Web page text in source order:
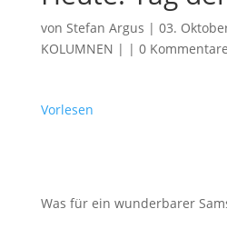
von Stefan Argus | 03.
KOLUMNEN | | 0 Kommentare
Vorlesen
Was für ein wunderbarer